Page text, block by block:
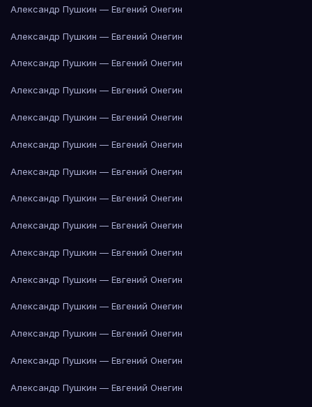
Александр Пушкин — Евгений Онегин
Александр Пушкин — Евгений Онегин
Александр Пушкин — Евгений Онегин
Александр Пушкин — Евгений Онегин
Александр Пушкин — Евгений Онегин
Александр Пушкин — Евгений Онегин
Александр Пушкин — Евгений Онегин
Александр Пушкин — Евгений Онегин
Александр Пушкин — Евгений Онегин
Александр Пушкин — Евгений Онегин
Александр Пушкин — Евгений Онегин
Александр Пушкин — Евгений Онегин
Александр Пушкин — Евгений Онегин
Александр Пушкин — Евгений Онегин
Александр Пушкин — Евгений Онегин